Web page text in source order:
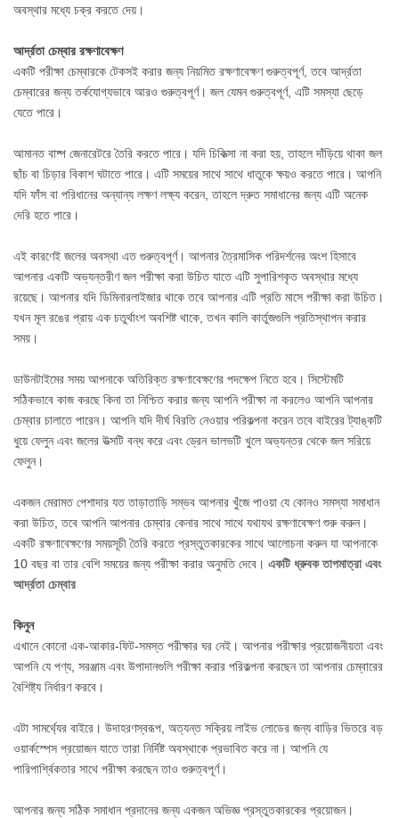
অবস্থার মধ্যে চক্র করতে দেয়।
আর্দ্রতা চেম্বার রক্ষণাবেক্ষণ
একটি পরীক্ষা চেম্বারকে টেকসই করার জন্য নিয়মিত রক্ষণাবেক্ষণ গুরুত্বপূর্ণ, তবে আর্দ্রতা
চেম্বারের জন্য তর্কযোগ্যভাবে আরও গুরুত্বপূর্ণ। জল যেমন গুরুত্বপূর্ণ, এটি সমস্যা ছেড়ে
যেতে পারে।
আমানত বাষ্প জেনারেটরে তৈরি করতে পারে। যদি চিকিত্সা না করা হয়, তাহলে দাঁড়িয়ে থাকা জল
ছাঁচ বা চিড়ার বিকাশ ঘটাতে পারে। এটি সময়ের সাথে সাথে ধাতুকে ক্ষয়ও করতে পারে। আপনি
যদি ফাঁস বা পরিধানের অন্যান্য লক্ষণ লক্ষ্য করেন, তাহলে দ্রুত সমাধানের জন্য এটি অনেক
দেরি হতে পারে।
এই কারণেই জলের অবস্থা এত গুরুত্বপূর্ণ। আপনার ত্রৈমাসিক পরিদর্শনের অংশ হিসাবে
আপনার একটি অভ্যন্তরীণ জল পরীক্ষা করা উচিত যাতে এটি সুপারিশকৃত অবস্থার মধ্যে
রয়েছে। আপনার যদি ডিমিনারলাইজার থাকে তবে আপনার এটি প্রতি মাসে পরীক্ষা করা উচিত।
যখন মূল রঙের প্রায় এক চতুর্থাংশ অবশিষ্ট থাকে, তখন কালি কার্তুজগুলি প্রতিস্থাপন করার
সময়।
ডাউনটাইমের সময় আপনাকে অতিরিক্ত রক্ষণাবেক্ষণের পদক্ষেপ নিতে হবে। সিস্টেমটি
সঠিকভাবে কাজ করছে কিনা তা নিশ্চিত করার জন্য আপনি পরীক্ষা না করলেও আপনি আপনার
চেম্বার চালাতে পারেন। আপনি যদি দীর্ঘ বিরতি নেওয়ার পরিকল্পনা করেন তবে বাইরের ট্যাঙ্কটি
ধুয়ে ফেলুন এবং জলের উত্সটি বন্ধ করে এবং ড্রেন ভালভটি খুলে অভ্যন্তর থেকে জল সরিয়ে
ফেলুন।
একজন মেরামত পেশাদার যত তাড়াতাড়ি সম্ভব আপনার খুঁজে পাওয়া যে কোনও সমস্যা সমাধান
করা উচিত, তবে আপনি আপনার চেম্বার কেনার সাথে সাথে যথাযথ রক্ষণাবেক্ষণ শুরু করুন।
একটি রক্ষণাবেক্ষণের সময়সূচী তৈরি করতে প্রস্তুতকারকের সাথে আলোচনা করুন যা আপনাকে
10 বছর বা তার বেশি সময়ের জন্য পরীক্ষা করার অনুমতি দেবে। একটি ধ্রুবক তাপমাত্রা এবং
আর্দ্রতা চেম্বার
কিনুন
এখানে কোনো এক-আকার-ফিট-সমস্ত পরীক্ষার ঘর নেই। আপনার পরীক্ষার প্রয়োজনীয়তা এবং
আপনি যে পণ্য, সরঞ্জাম এবং উপাদানগুলি পরীক্ষা করার পরিকল্পনা করছেন তা আপনার চেম্বারের
বৈশিষ্ট্য নির্ধারণ করবে।
এটা সামর্থ্যের বাইরে। উদাহরণস্বরূপ, অত্যন্ত সক্রিয় লাইভ লোডের জন্য বাড়ির ভিতরে বড়
ওয়ার্কস্পেস প্রয়োজন যাতে তারা নির্দিষ্ট অবস্থাকে প্রভাবিত করে না। আপনি যে
পারিপার্শ্বিকতার সাথে পরীক্ষা করছেন তাও গুরুত্বপূর্ণ।
আপনার জন্য সঠিক সমাধান প্রদানের জন্য একজন অভিজ্ঞ প্রস্তুতকারকের প্রয়োজন।